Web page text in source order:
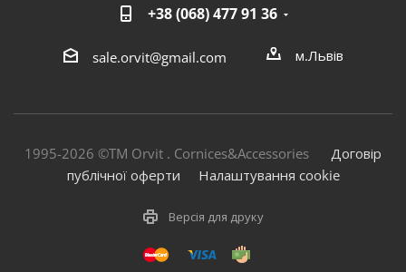
+38 (068) 477 91 36
sale.orvit@gmail.com м.Львів
1995-2026 ©TM Orvit . Cornices&Accessories Договір
публічної оферти
Налаштування cookie
Версія для друку